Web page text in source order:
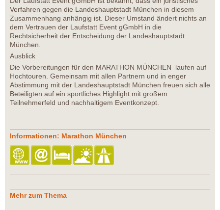
Verfahren gegen die Landeshauptstadt München in diesem
Zusammenhang anhängig ist. Dieser Umstand ändert nichts an
dem Vertrauen der Laufstatt Event gGmbH in die
Rechtsicherheit der Entscheidung der Landeshauptstadt
München.
Ausblick
Die Vorbereitungen für den MARATHON MÜNCHEN laufen auf
Hochtouren. Gemeinsam mit allen Partnern und in enger
Abstimmung mit der Landeshauptstadt München freuen sich alle
Beteiligten auf ein sportliches Highlight mit großem
Teilnehmerfeld und nachhaltigem Eventkonzept.
Informationen: Marathon München
Mehr zum Thema